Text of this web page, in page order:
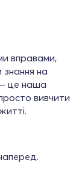
вправами,
на
це наша
вивчити